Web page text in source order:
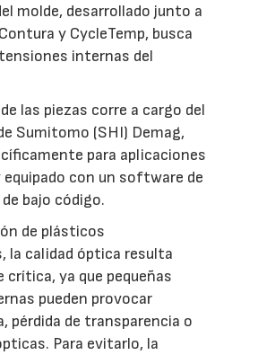
molde, desarrollado junto a
y CycleTemp, busca
internas del
las piezas corre a cargo del
Sumitomo (SHI) Demag,
para aplicaciones
equipado con un software de
bajo código.
de plásticos
la calidad óptica resulta
crítica, ya que pequeñas
pueden provocar
pérdida de transparencia o
Para evitarlo, la